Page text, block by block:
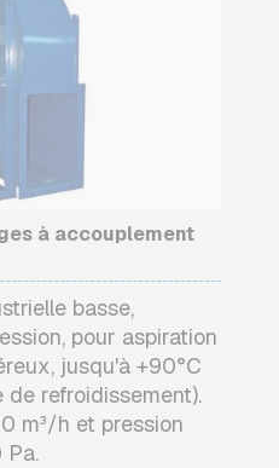
à accouplement
basse,
pour aspiration
jusqu'à +90°C
de refroidissement).
m³/h et pression